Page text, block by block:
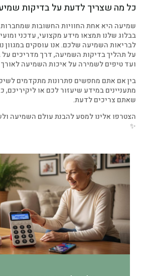
כל מה שצריך לדעת על בדיקות
שמיעה היא אחת החוויות החשובות שמחברות
בבלוג שלנו תמצאו מידע מקצועי, עדכני
לבריאות השמיעה שלכם. אנו עוסקים במגוון
על תהליך בדיקות השמיעה, דרך מדריכים
ועד טיפים לשמירה על איכות השמיעה לאורך
בין אם אתם מחפשים פתרונות מתקדמים
מתעניינים במידע שיעזור לכם או
שאתם צריכים לדעת.
הצטרפו אלינו למסע להבנת עולם השמיעה
✨